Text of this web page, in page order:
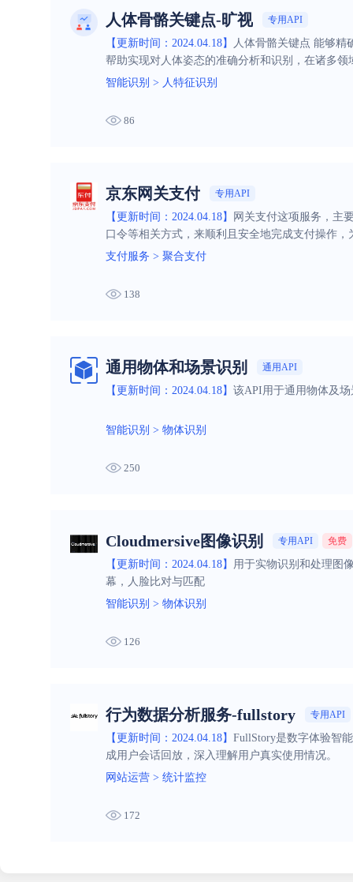
人体骨骼关键点-旷视 专用API
【更新时间：2024.04.18】
人体骨骼关键点 能够精
帮助实现对人体姿态的准确分析和识别，在诸多领
智能识别 > 人特征识别
86
京东网关支付 专用API
【更新时间：2024.04.18】
网关支付这项服务，主
口令等相关方式，来顺利且安全地完成支付操作
支付服务 > 聚合支付
138
通用物体和场景识别 通用API
【更新时间：2024.04.18】 该API用于通用物体及
智能识别 > 物体识别
250
Cloudmersive图像识别 专用API 免费
【更新时间：2024.04.18】 用于实物识别和处理图
幕，人脸比对与匹配
智能识别 > 物体识别
126
行为数据分析服务-fullstory 专用API
【更新时间：2024.04.18】 FullStory是数字体验智
成用户会话回放，深入理解用户真实使用情况。
网站运营 > 统计监控
172